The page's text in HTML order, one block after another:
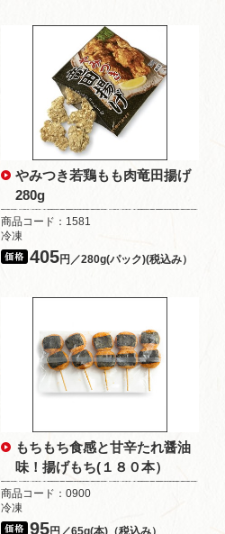
やみつき若鶏もも肉竜田揚げ
280g
商品コード：1581
冷凍
405円／280g(パック)(税込み）
もちもち食感と甘辛たれ醤油
味！揚げもち(１８０本）
商品コード：0900
冷凍
95円／65g(本)（税込み）